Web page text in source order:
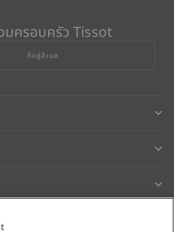
วมครอบครัว Tissot
ที่อยู่อีเมล